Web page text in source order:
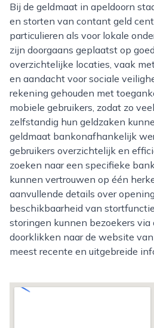
Bij de geldmaat in apeldoorn staat het veilig opnemen
en storten van contant geld
particulieren als voor lokale
zijn doorgaans geplaatst op
overzichtelijke locaties, vaak
en aandacht voor sociale
rekening gehouden met
mobiele gebruikers, zodat zo
zelfstandig hun geldzaken
geldmaat bankonafhankelijk
gebruikers overzichtelijk en
zoeken naar een specifieke
kunnen vertrouwen op één
aanvullende details over
beschikbaarheid van
storingen kunnen bezoekers via
doorklikken naar de website
meest recente en uitgebreide